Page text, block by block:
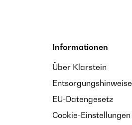
Informationen
Über Klarstein
Entsorgungshinweise
EU-Datengesetz
Cookie-Einstellungen